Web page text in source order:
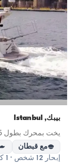
بيبك, İstanbul
يخت بمحرك بطول 15 متر - في بيبك
مع قبطان
إبحار 12 شخص · 1 كابينة · 15.00m